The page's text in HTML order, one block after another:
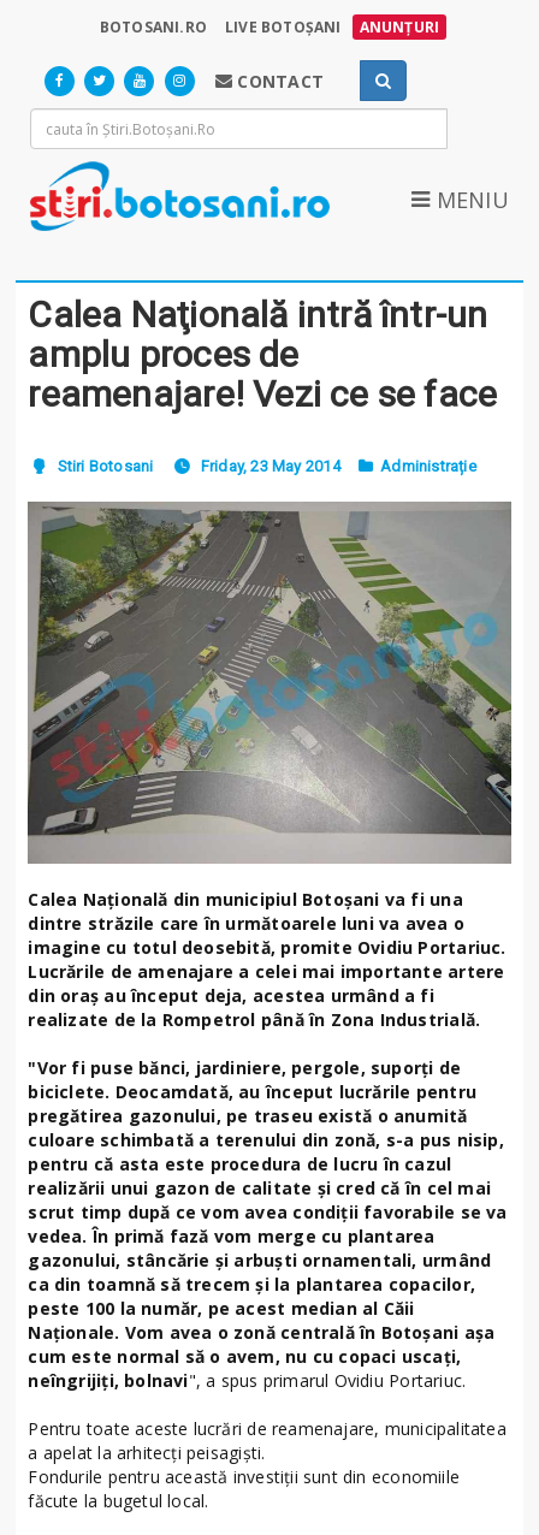
BOTOSANI.RO LIVE BOTOȘANI ANUNȚURI
CONTACT
MENIU
Calea Naţională intră într-un
amplu proces de
reamenajare! Vezi ce se face
Stiri Botosani Friday, 23 May 2014 Administrație
Calea Naţională din municipiul Botoşani va fi una
dintre străzile care în următoarele luni va avea o
imagine cu totul deosebită, promite Ovidiu Portariuc.
Lucrările de amenajare a celei mai importante artere
din oraş au început deja, acestea urmând a fi
realizate de la Rompetrol până în Zona Industrială.
"Vor fi puse bănci, jardiniere, pergole, suporţi de
biciclete. Deocamdată, au început lucrările pentru
pregătirea gazonului, pe traseu există o anumită
culoare schimbată a terenului din zonă, s-a pus nisip,
pentru că asta este procedura de lucru în cazul
realizării unui gazon de calitate şi cred că în cel mai
scrut timp după ce vom avea condiţii favorabile se va
vedea. În primă fază vom merge cu plantarea
gazonului, stâncărie şi arbuşti ornamentali, urmând
ca din toamnă să trecem şi la plantarea copacilor,
peste 100 la număr, pe acest median al Căii
Naţionale. Vom avea o zonă centrală în Botoşani aşa
cum este normal să o avem, nu cu copaci uscaţi,
neîngrijiţi, bolnavi", a spus primarul Ovidiu Portariuc.
Pentru toate aceste lucrări de reamenajare, municipalitatea
a apelat la arhitecţi peisagişti.
Fondurile pentru această investiţii sunt din economiile
făcute la bugetul local.